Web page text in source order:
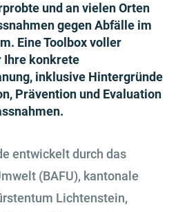
und an vielen Orten
gegen Abfälle im
Eine Toolbox voller
Ihre konkrete
inklusive Hintergründe
Prävention und Evaluation
entwickelt durch das
(BAFU), kantonale
Lichtenstein,